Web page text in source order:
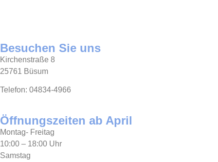
Besuchen Sie uns
Kirchenstraße 8
25761 Büsum
Telefon: 04834-4966
Öffnungszeiten ab April
Montag- Freitag
10:00 – 18:00 Uhr
Samstag